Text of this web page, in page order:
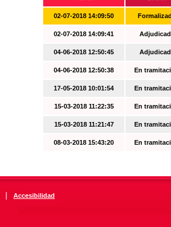
02-07-2018 14:09:50
02-07-2018 14:09:41
04-06-2018 12:50:45
04-06-2018 12:50:38 En
17-05-2018 10:01:54 En
15-03-2018 11:22:35 En
15-03-2018 11:21:47 En
08-03-2018 15:43:20 En
| Accesibilidad